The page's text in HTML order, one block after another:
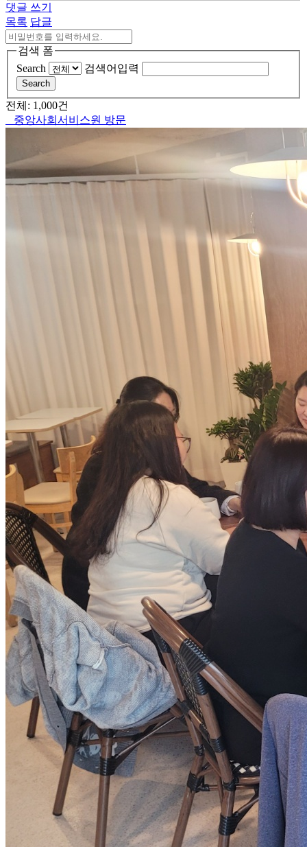
댓글 쓰기
목록 답글
검색 폼
Search
검색어입력
Search
전체: 1,000건
중앙사회서비스원 방문